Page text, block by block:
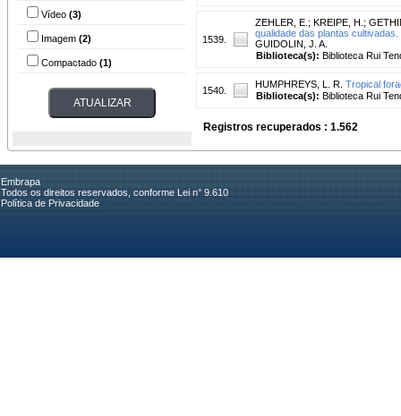
Vídeo (3)
Imagem (2)
Compactado (1)
1539.
ZEHLER, E. ; KREIPE, H. ;
qualidade das plantas cultivadas.
GUIDOLIN, J. A.
Biblioteca(s): Biblioteca Rui
1540.
HUMPHREYS, L. R. Tropical
Biblioteca(s): Biblioteca Rui
Registros recuperados : 1.562
Embrapa
Todos os direitos reservados, conforme Lei n° 9.610
Política de Privacidade